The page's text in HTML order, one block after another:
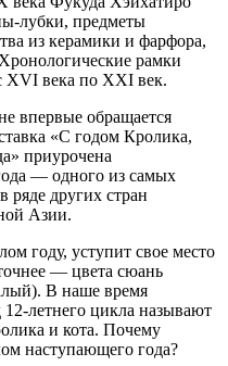
лубки, предметы
из керамики и фарфора,
рамки
XVI века по XXI век.
впервые обращается
«С годом Кролика,
приурочена
— одного из самых
ряде других стран
Азии.
году, уступит свое место
— цвета сюань
В наше время
летнего цикла называют
и кота. Почему
наступающего года?